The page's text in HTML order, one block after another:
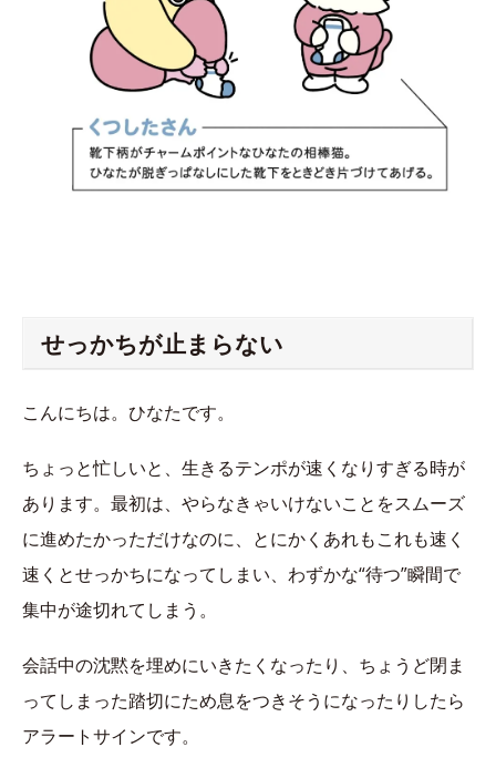
せっかちが止まらない
こんにちは。ひなたです。
ちょっと忙しいと、生きるテンポが速くなりすぎる時が
あります。最初は、やらなきゃいけないことをスムーズ
に進めたかっただけなのに、とにかくあれもこれも速く
速くとせっかちになってしまい、わずかな“待つ”瞬間で
集中が途切れてしまう。
会話中の沈黙を埋めにいきたくなったり、ちょうど閉ま
ってしまった踏切にため息をつきそうになったりしたら
アラートサインです。